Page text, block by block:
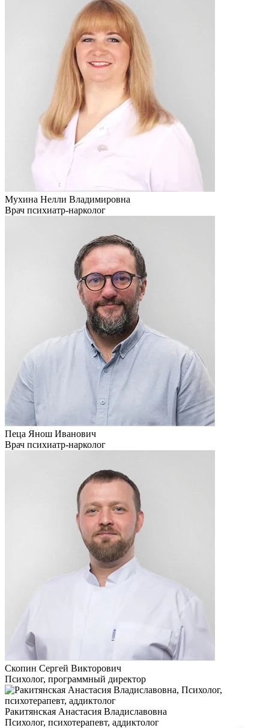
Мухина Нелли Владимировна
Врач психиатр-нарколог
Пеца Янош Иванович
Врач психиатр-нарколог
Скопин Сергей Викторович
Психолог, программный директор
Ракитянская Анастасия Владиславовна
Психолог, психотерапевт, аддиктолог